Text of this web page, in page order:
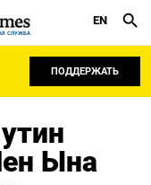
СЛУЖБА
EN
ПОДДЕРЖАТЬ
Ына